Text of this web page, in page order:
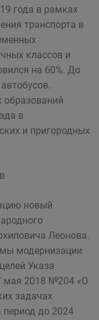
года в рамках
транспорта в
классов и
на 60%. До
образований
в
и пригородных
новый
Леонова.
модернизации
Указа
мая 2018 №204 «О
задачах
период до 2024